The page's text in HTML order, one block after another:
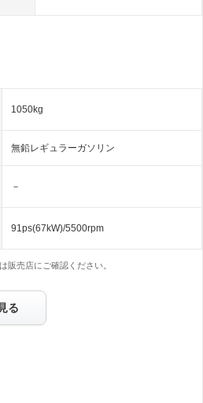
1050kg
無鉛レギュラーガソリン
－
91ps(67kW)/5500rpm
売店にご確認ください。
る